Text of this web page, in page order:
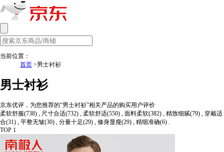
当前位置：
首页 >男士衬衫
男士衬衫
京东优评，为您推荐的“男士衬衫”相关产品的购买用户评价
柔软舒服(738) , 尺寸合适(732) , 柔软舒适(550) , 面料柔软(382) , 精致细腻(79) , 穿戴适
合(31) , 平整无皱(30) , 分量十足(29) , 修身显瘦(29) , 精细准确(6) .
TOP 1